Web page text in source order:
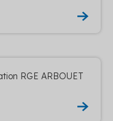
RGE ARBOUET